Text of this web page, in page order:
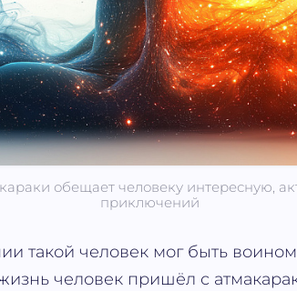
обещает человеку интересную,
приключений
такой человек мог быть
человек пришёл с